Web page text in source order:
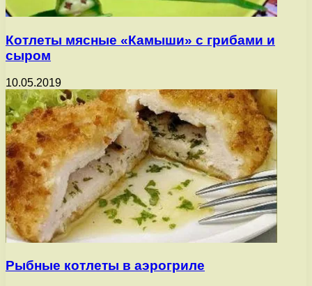
Котлеты мясные «Камыши» с грибами и
сыром
10.05.2019
Рыбные котлеты в аэрогриле